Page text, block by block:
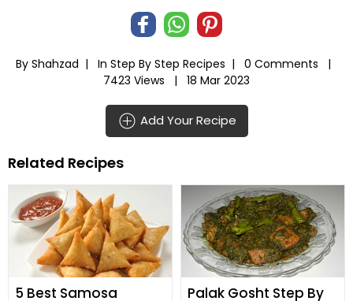
By Shahzad | In Step By Step Recipes |
0 Comments |
7423 Views |
18 Mar 2023
Add Your Recipe
Related Recipes
5 Best Samosa Palak Gosht Step By